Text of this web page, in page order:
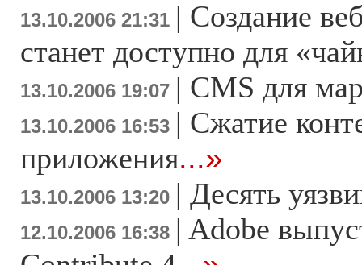
13.10.2006 21:31 | Создание
станет доступно для
13.10.2006 19:07 | CMS для
13.10.2006 16:53 | Сжатие
приложения...»
13.10.2006 13:20 | Десять
12.10.2006 16:38 | Adobe